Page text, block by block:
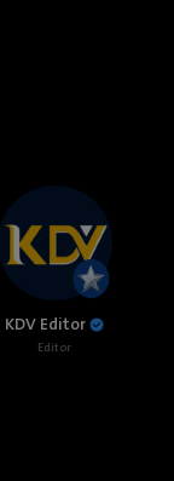
KDV Editor
Editor